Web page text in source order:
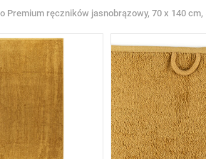
Premium ręczników jasnobrązowy, 70 x 140 cm,